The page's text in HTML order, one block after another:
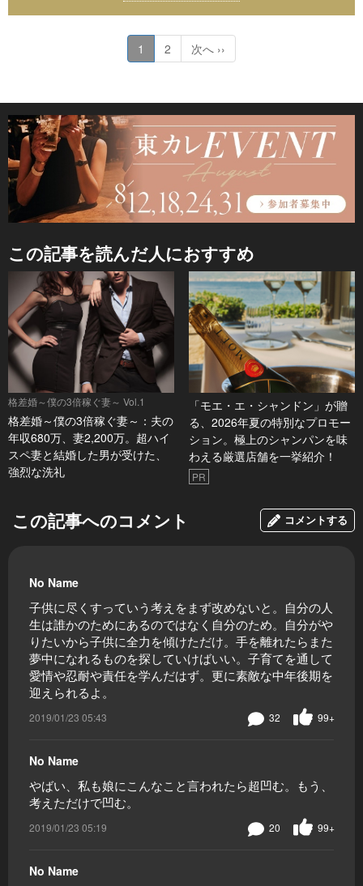
1 2 次へ ››
この記事を読んだ人におすすめ
格差婚～僕の3倍稼ぐ妻～ Vol.1
格差婚～僕の3倍稼ぐ妻～：夫の
年収680万、妻2,200万。超ハイ
スペ妻と結婚した男が受けた、
強烈な洗礼
「モエ・エ・シャンドン」が贈
る、2026年夏の特別なプロモー
ション。極上のシャンパンを味
わえる厳選店舗を一挙紹介！
PR
この記事へのコメント コメントする
No Name
子供に尽くすっていう考えをまず改めないと。自分の人
生は誰かのためにあるのではなく自分のため。自分がや
りたいから子供に全力を傾けただけ。手を離れたらまた
夢中になれるものを探していけばいい。子育てを通して
愛情や忍耐や責任を学んだはず。更に素敵な中年後期を
迎えられるよ。
2019/01/23 05:43 99+
32
No Name
やばい、私も娘にこんなこと言われたら超凹む。もう、
考えただけで凹む。
2019/01/23 05:19 99+
20
No Name